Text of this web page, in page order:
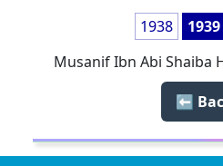
1938 1939
Musanif Ibn Abi Shaiba